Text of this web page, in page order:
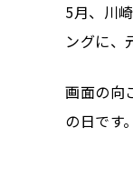
5月、川
ングに、
画面の向
の日です。